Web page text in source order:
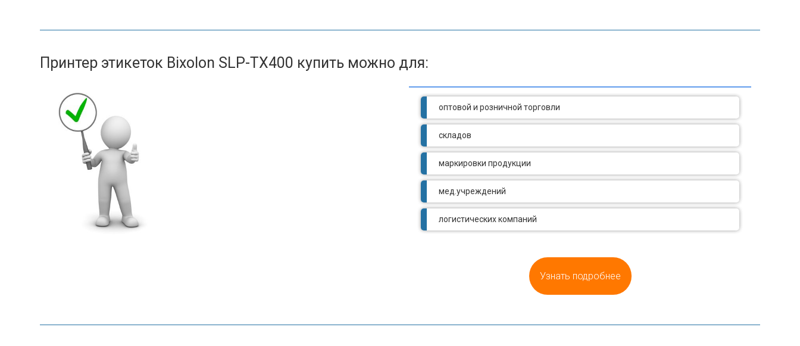
Принтер этикеток Bixolon SLP-TX400 купить можно для:
оптовой и розничной торговли
складов
маркировки продукции
мед.учреждений
логистических компаний
Узнать подробнее